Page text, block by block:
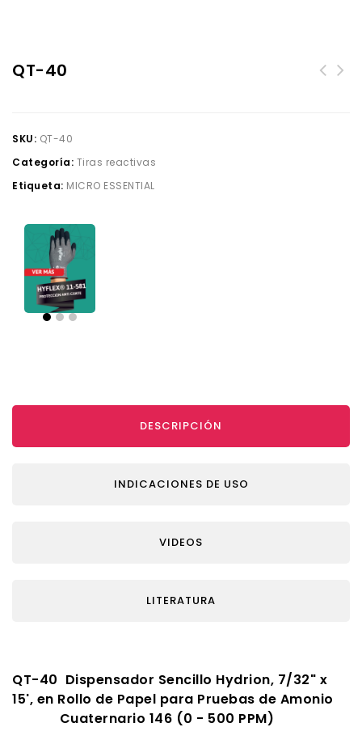
QT-40
SKU: QT-40
Categoría: Tiras reactivas
Etiqueta: MICRO ESSENTIAL
DESCRIPCIÓN
INDICACIONES DE USO
VIDEOS
LITERATURA
QT-40 Dispensador Sencillo Hydrion, 7/32" x
15', en Rollo de Papel para Pruebas de Amonio
Cuaternario 146 (0 - 500 PPM)